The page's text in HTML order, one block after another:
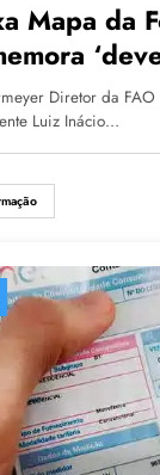
Mapa da
Diretor da
Luiz Inácio…